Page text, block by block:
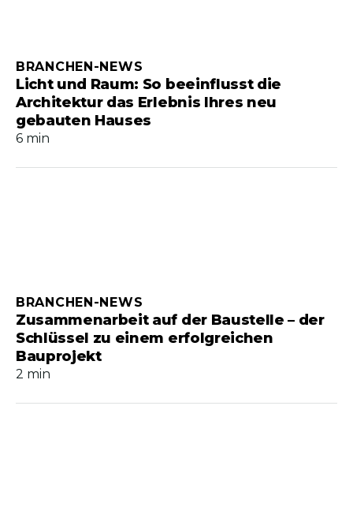
Licht und Raum: So beeinflusst die
Architektur das Erlebnis Ihres neu
gebauten Hauses
BRANCHEN-NEWS
6 min
Zusammenarbeit auf der Baustelle – der
Schlüssel zu einem erfolgreichen
Bauprojekt
BRANCHEN-NEWS
2 min